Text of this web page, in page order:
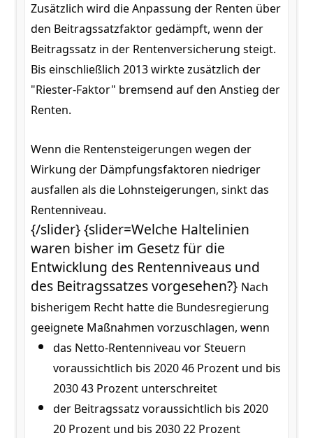
Zusätzlich wird die Anpassung der Renten über
den Beitragssatzfaktor gedämpft, wenn der
Beitragssatz in der Rentenversicherung steigt.
Bis einschließlich 2013 wirkte zusätzlich der
"Riester-Faktor" bremsend auf den Anstieg der
Renten.
Wenn die Rentensteigerungen wegen der
Wirkung der Dämpfungsfaktoren niedriger
ausfallen als die Lohnsteigerungen, sinkt das
Rentenniveau.
{/slider} {slider=Welche Haltelinien
waren bisher im Gesetz für die
Entwicklung des Rentenniveaus und
des Beitragssatzes vorgesehen?} Nach
bisherigem Recht hatte die Bundesregierung
geeignete Maßnahmen vorzuschlagen, wenn
das Netto-Rentenniveau vor Steuern
voraussichtlich bis 2020 46 Prozent und bis
2030 43 Prozent unterschreitet
der Beitragssatz voraussichtlich bis 2020
20 Prozent und bis 2030 22 Prozent